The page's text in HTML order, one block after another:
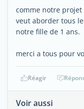
comme notre
veut aborder tous
notre fille de 1 ans.
merci a tous pour
Réagir
Voir aussi